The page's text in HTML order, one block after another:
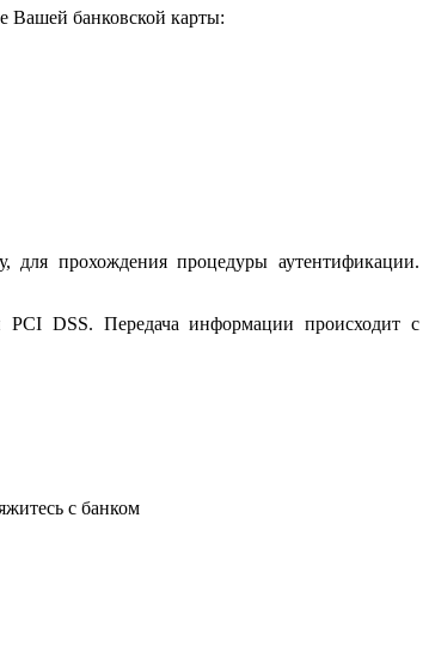
Вашей банковской карты:
для прохождения процедуры аутентификации.
PCI DSS. Передача информации происходит с
с банком